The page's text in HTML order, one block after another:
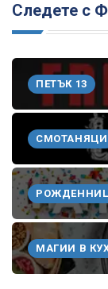
Следете с
ПЕТЪК 13
СМОТАНЯЦИ
МАГИИ В